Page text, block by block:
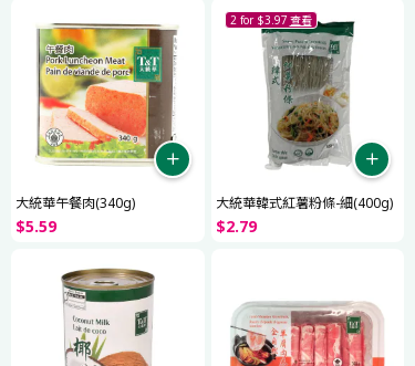
大統華午餐肉(340g)
$5.59
2 for $3.97 查看
大統華韓式紅薯粉條-細(400g)
$2.79